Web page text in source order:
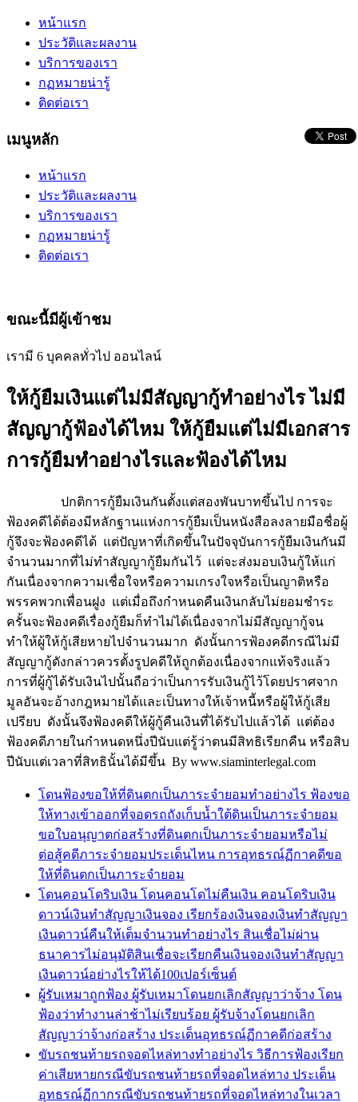
หน้าแรก
ประวัติและผลงาน
บริการของเรา
กฏหมายน่ารู้
ติดต่อเรา
เมนูหลัก
หน้าแรก
ประวัติและผลงาน
บริการของเรา
กฏหมายน่ารู้
ติดต่อเรา
ขณะนี้มีผู้เข้าชม
เรามี 6 บุคคลทั่วไป ออนไลน์
ให้กู้ยืมเงินแต่ไม่มีสัญญากู้ทำอย่างไร ไม่มี
สัญญากู้ฟ้องได้ไหม ให้กู้ยืมแต่ไม่มีเอกสาร
การกู้ยืมทำอย่างไรและฟ้องได้ไหม
ปกติการกู้ยืมเงินกันตั้งแต่สองพันบาทขึ้นไป การจะ
ฟ้องคดีได้ต้องมีหลักฐานแห่งการกู้ยืมเป็นหนังสือลงลายมือชื่อผู้
กู้จึงจะฟ้องคดีได้ แต่ปัญหาที่เกิดขึ้นในปัจจุบันการกู้ยืมเงินกันมี
จำนวนมากที่ไม่ทำสัญญากู้ยืมกันไว้ แต่จะส่งมอบเงินกู้ให้แก่
กันเนื่องจากความเชื่อใจหรือความเกรงใจหรือเป็นญาติหรือ
พรรคพวกเพื่อนฝูง แต่เมื่อถึงกำหนดคืนเงินกลับไม่ยอมชำระ
ครั้นจะฟ้องคดีเรื่องกู้ยืมก็ทำไม่ได้เนื่องจากไม่มีสัญญากู้จน
ทำให้ผู้ให้กู้เสียหายไปจำนวนมาก ดังนั้นการฟ้องคดีกรณีไม่มี
สัญญากู้ดังกล่าวควรตั้งรูปคดีให้ถูกต้องเนื่องจากแท้จริงแล้ว
การที่ผู้กู้ได้รับเงินไปนั้นถือว่าเป็นการรับเงินกู้ไว้โดยปราศจาก
มูลอันจะอ้างกฎหมายได้และเป็นทางให้เจ้าหนี้หรือผู้ให้กู้เสีย
เปรียบ ดังนั้นจึงฟ้องคดีให้ผู้กู้คืนเงินที่ได้รับไปแล้วได้ แต่ต้อง
ฟ้องคดีภายในกำหนดหนึ่งปีนับแต่รู้ว่าตนมีสิทธิเรียกคืน หรือสิบ
ปีนับแต่เวลาที่สิทธินั้นได้มีขึ้น By www.siaminterlegal.com
โดนฟ้องขอให้ที่ดินตกเป็นภาระจำยอมทำอย่างไร ฟ้องขอ
ให้ทางเข้าออกที่จอดรถถังเก็บน้ำใต้ดินเป็นภาระจำยอม
ขอใบอนุญาตก่อสร้างที่ดินตกเป็นภาระจำยอมหรือไม่
ต่อสู้คดีภาระจำยอมประเด็นไหน การอุทธรณ์ฏีกาคดีขอ
ให้ที่ดินตกเป็นภาระจำยอม
โดนคอนโดริบเงิน โดนคอนโดไม่คืนเงิน คอนโดริบเงิน
ดาวน์เงินทำสัญญาเงินจอง เรียกร้องเงินจองเงินทำสัญญา
เงินดาวน์คืนให้เต็มจำนวนทำอย่างไร สินเชื่อไม่ผ่าน
ธนาคารไม่อนุมัติสินเชื่อจะเรียกคืนเงินจองเงินทำสัญญา
เงินดาวน์อย่างไรให้ได้100เปอร์เซ็นต์
ผู้รับเหมาถูกฟ้อง ผู้รับเหมาโดนยกเลิกสัญญาว่าจ้าง โดน
ฟ้องว่าทำงานล่าช้าไม่เรียบร้อย ผู้รับจ้างโดนยกเลิก
สัญญาว่าจ้างก่อสร้าง ประเด็นอุทธรณ์ฏีกาคดีก่อสร้าง
ขับรถชนท้ายรถจอดไหล่ทางทำอย่างไร วิธีการฟ้องเรียก
ค่าเสียหายกรณีขับรถชนท้ายรถที่จอดไหล่ทาง ประเด็น
อุทธรณ์ฏีกากรณีขับรถชนท้ายรถที่จอดไหล่ทางในเวลา